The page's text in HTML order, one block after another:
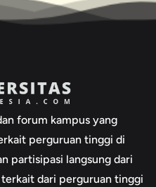
forum kampus yang
perguruan tinggi di
partisipasi langsung dari
terkait dari perguruan tinggi